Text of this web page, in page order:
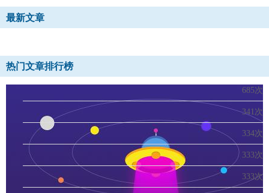
最新文章
热门文章排行榜
685次
341次
334次
333次
333次